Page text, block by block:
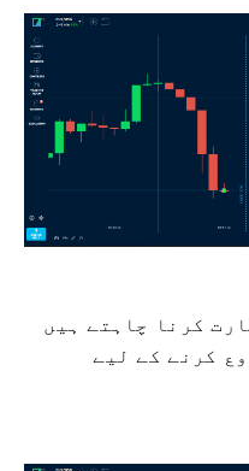
کرنا چاہتے ہیں
کرنے کے لیے